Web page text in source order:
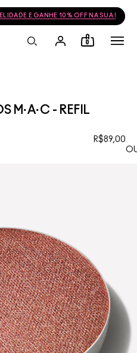
E GANHE 10% OFF NA SUA
0
M·A·C - REFIL
R$89,00